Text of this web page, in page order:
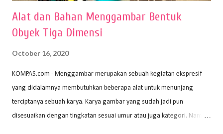
Alat dan Bahan Menggambar Bentuk
Obyek Tiga Dimensi
October 16, 2020
KOMPAS.com - Menggambar merupakan sebuah kegiatan ekspresif
yang didalamnya membutuhkan beberapa alat untuk menunjang
terciptanya sebuah karya. Karya gambar yang sudah jadi pun
disesuaikan dengan tingkatan sesuai umur atau juga kategori. Namun,